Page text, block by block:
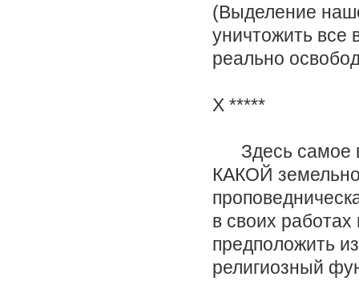
(Выделение
уничтожить все
реально
X *****
Здесь самое
КАКОЙ
в своих
предположить
религиозный